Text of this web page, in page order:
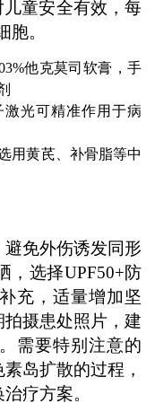
童安全有效，每
胞。
他克莫司软膏，手
激光可精准作用于病
用黄芪、补骨脂等中
免外伤诱发同形
，选择UPF50+防
充，适量增加坚
摄患处照片，建
需要特别注意的
岛扩散的过程，
疗方案。